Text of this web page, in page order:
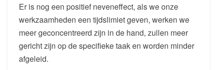
Er is nog een positief neveneffect, als we onze
werkzaamheden een tijdslimiet geven, werken we
meer geconcentreerd zijn in de hand, zullen meer
gericht zijn op de specifieke taak en worden minder
afgeleid.